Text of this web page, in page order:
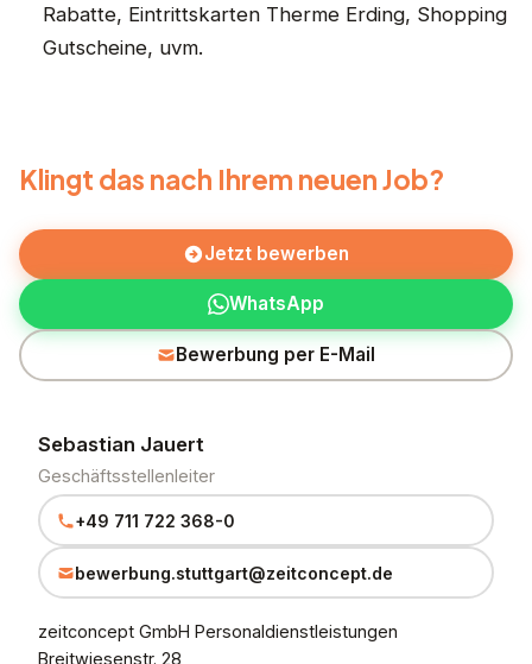
Rabatte, Eintrittskarten Therme Erding, Shopping
Gutscheine, uvm.
Klingt das nach Ihrem neuen Job?
Jetzt bewerben
WhatsApp
Bewerbung per E-Mail
Sebastian Jauert
Geschäftsstellenleiter
+49 711 722 368-0
bewerbung.stuttgart@zeitconcept.de
zeitconcept GmbH Personaldienstleistungen
Breitwiesenstr. 28